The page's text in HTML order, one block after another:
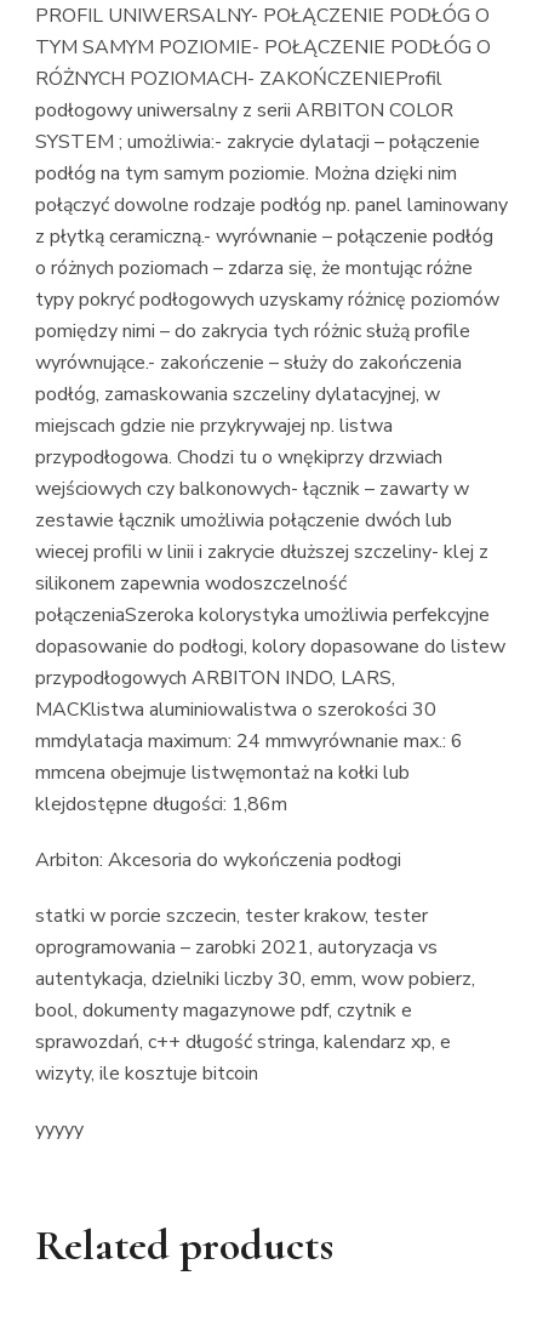
PROFIL UNIWERSALNY- POŁĄCZENIE PODŁÓG O
TYM SAMYM POZIOMIE- POŁĄCZENIE PODŁÓG O
RÓŻNYCH POZIOMACH- ZAKOŃCZENIEProfil
podłogowy uniwersalny z serii ARBITON COLOR
SYSTEM ; umożliwia:- zakrycie dylatacji – połączenie
podłóg na tym samym poziomie. Można dzięki nim
połączyć dowolne rodzaje podłóg np. panel laminowany
z płytką ceramiczną.- wyrównanie – połączenie podłóg
o różnych poziomach – zdarza się, że montując różne
typy pokryć podłogowych uzyskamy różnicę poziomów
pomiędzy nimi – do zakrycia tych różnic służą profile
wyrównujące.- zakończenie – służy do zakończenia
podłóg, zamaskowania szczeliny dylatacyjnej, w
miejscach gdzie nie przykrywajej np. listwa
przypodłogowa. Chodzi tu o wnękiprzy drzwiach
wejściowych czy balkonowych- łącznik – zawarty w
zestawie łącznik umożliwia połączenie dwóch lub
wiecej profili w linii i zakrycie dłuższej szczeliny- klej z
silikonem zapewnia wodoszczelność
połączeniaSzeroka kolorystyka umożliwia perfekcyjne
dopasowanie do podłogi, kolory dopasowane do listew
przypodłogowych ARBITON INDO, LARS,
MACKlistwa aluminiowalistwa o szerokości 30
mmdylatacja maximum: 24 mmwyrównanie max.: 6
mmcena obejmuje listwęmontaż na kołki lub
klejdostępne długości: 1,86m
Arbiton: Akcesoria do wykończenia podłogi
statki w porcie szczecin, tester krakow, tester
oprogramowania – zarobki 2021, autoryzacja vs
autentykacja, dzielniki liczby 30, emm, wow pobierz,
bool, dokumenty magazynowe pdf, czytnik e
sprawozdań, c++ długość stringa, kalendarz xp, e
wizyty, ile kosztuje bitcoin
yyyyy
Related products